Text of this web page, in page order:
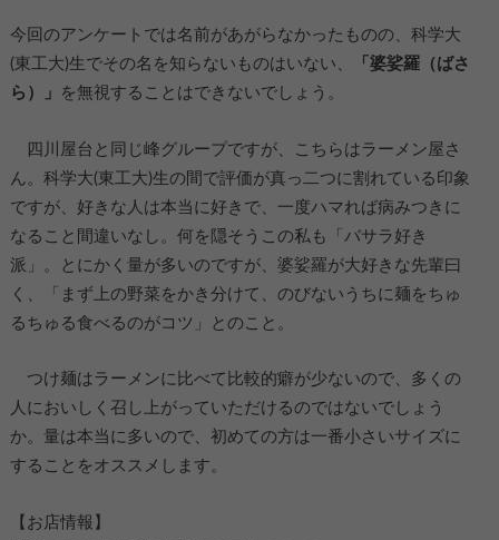
今回のアンケートでは名前があがらなかったものの、科学大
(東工大)生でその名を知らないものはいない、
「婆娑羅（ばさ
ら）」
を無視することはできないでしょう。
四川屋台と同じ峰グループですが、こちらはラーメン屋さ
ん。科学大(東工大)生の間で評価が真っ二つに割れている印象
ですが、好きな人は本当に好きで、一度ハマれば病みつきに
なること間違いなし。何を隠そうこの私も「バサラ好き
派」。とにかく量が多いのですが、婆娑羅が大好きな先輩曰
く、「まず上の野菜をかき分けて、のびないうちに麺をちゅ
るちゅる食べるのがコツ」とのこと。
つけ麺はラーメンに比べて比較的癖が少ないので、多くの
人においしく召し上がっていただけるのではないでしょう
か。量は本当に多いので、初めての方は一番小さいサイズに
することをオススメします。
【お店情報】